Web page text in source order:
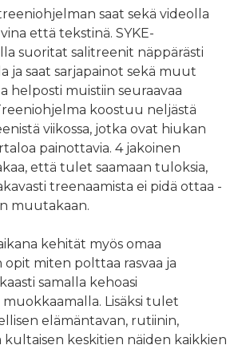
saat sekä videolla
että tekstinä. SYKE-
suoritat salitreenit näppärästi
ja saat sarjapainot sekä muut
helposti muistiin seuraavaa
koostuu neljästä
viikossa, jotka ovat hiukan
painottavia. 4 jakoinen
että tulet saamaan tuloksia,
treenaamista ei pidä ottaa -
muutakaan.
kehität myös omaa
miten polttaa rasvaa ja
samalla kehoasi
Lisäksi tulet
elämäntavan, rutiinin,
kultaisen keskitien näiden kaikkien